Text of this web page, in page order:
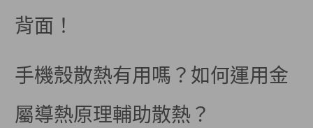
背面！
手機殼散熱有用嗎？如何運用金
屬導熱原理輔助散熱？